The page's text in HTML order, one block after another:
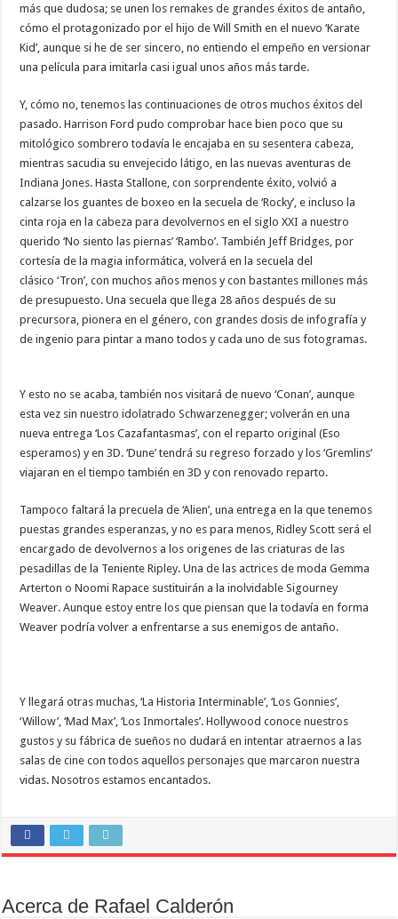
más que dudosa; se unen los remakes de grandes éxitos de antaño,
cómo el protagonizado por el hijo de Will Smith en el nuevo ‘Karate
Kid’, aunque si he de ser sincero, no entiendo el empeño en versionar
una película para imitarla casi igual unos años más tarde.
Y, cómo no, tenemos las continuaciones de otros muchos éxitos del
pasado. Harrison Ford pudo comprobar hace bien poco que su
mitológico sombrero todavía le encajaba en su sesentera cabeza,
mientras sacudia su envejecido látigo, en las nuevas aventuras de
Indiana Jones. Hasta Stallone, con sorprendente éxito, volvió a
calzarse los guantes de boxeo en la secuela de ‘Rocky’, e incluso la
cinta roja en la cabeza para devolvernos en el siglo XXI a nuestro
querido ‘No siento las piernas’ ‘Rambo’. También Jeff Bridges, por
cortesía de la magia informática, volverá en la secuela del
clásico ‘Tron’, con muchos años menos y con bastantes millones más
de presupuesto. Una secuela que llega 28 años después de su
precursora, pionera en el género, con grandes dosis de infografía y
de ingenio para pintar a mano todos y cada uno de sus fotogramas.
Y esto no se acaba, también nos visitará de nuevo ‘Conan’, aunque
esta vez sin nuestro idolatrado Schwarzenegger; volverán en una
nueva entrega ‘Los Cazafantasmas’, con el reparto original (Eso
esperamos) y en 3D. ‘Dune’ tendrá su regreso forzado y los ‘Gremlins’
viajaran en el tiempo también en 3D y con renovado reparto.
Tampoco faltará la precuela de ‘Alien’, una entrega en la que tenemos
puestas grandes esperanzas, y no es para menos, Ridley Scott será el
encargado de devolvernos a los origenes de las criaturas de las
pesadillas de la Teniente Ripley. Una de las actrices de moda Gemma
Arterton o Noomi Rapace sustituirán a la inolvidable Sigourney
Weaver. Aunque estoy entre los que piensan que la todavía en forma
Weaver podría volver a enfrentarse a sus enemigos de antaño.
Y llegará otras muchas, ‘La Historia Interminable’, ‘Los Gonnies’,
‘Willow’, ‘Mad Max’, ‘Los Inmortales’. Hollywood conoce nuestros
gustos y su fábrica de sueños no dudará en intentar atraernos a las
salas de cine con todos aquellos personajes que marcaron nuestra
vidas. Nosotros estamos encantados.
Acerca de Rafael Calderón